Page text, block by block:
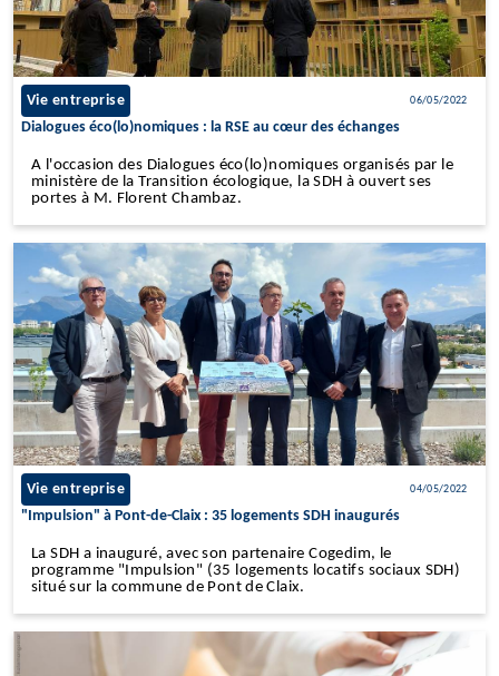
Vie entreprise 06/05/2022
Dialogues éco(lo)nomiques : la RSE au cœur des échanges
A l'occasion des Dialogues éco(lo)nomiques organisés par le
ministère de la Transition écologique, la SDH à ouvert ses
portes à M. Florent Chambaz.
Vie entreprise 04/05/2022
"Impulsion" à Pont-de-Claix : 35 logements SDH inaugurés
La SDH a inauguré, avec son partenaire Cogedim, le
programme "Impulsion" (35 logements locatifs sociaux SDH)
situé sur la commune de Pont de Claix.